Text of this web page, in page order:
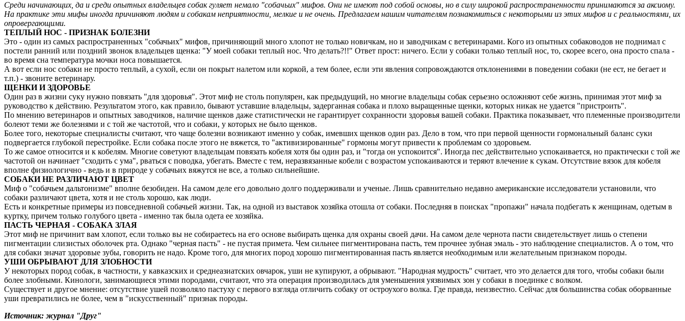
Среди начинающих, да и среди опытных владельцев собак гуляет немало "собачьих" мифов. Они не имеют под собой основы, но в силу широкой распространенности принимаются за аксиому.
На практике эти мифы иногда причиняют людям и собакам неприятности, мелкие и не очень. Предлагаем нашим читателям познакомиться с некоторыми из этих мифов и с реальностями, их
опровергающими.
ТЕПЛЫЙ НОС - ПРИЗНАК БОЛЕЗНИ
Это - один из самых распространенных "собачьих" мифов, причиняющий много хлопот не только новичкам, но и заводчикам с ветеринарами. Кого из опытных собаководов не поднимал с
постели ранний или поздний звонок владельцев щенка: "У моей собаки теплый нос. Что делать?!!" Ответ прост: ничего. Если у собаки только теплый нос, то, скорее всего, она просто спала -
во время сна температура мочки носа повышается.
А вот если нос собаки не просто теплый, а сухой, если он покрыт налетом или коркой, а тем более, если эти явления сопровождаются отклонениями в поведении собаки (не ест, не бегает и
т.п.) - звоните ветеринару.
ЩЕНКИИ ЗДОРОВЬЕ
Один раз в жизни суку нужно повязать "для здоровья". Этот миф не столь популярен, как предыдущий, но многие владельцы собак серьезно осложняют себе жизнь, принимая этот миф за
руководство к действию. Результатом этого, как правило, бывают уставшие владельцы, задерганная собака и плохо выращенные щенки, которых никак не удается "пристроить".
По мнению ветеринаров и опытных заводчиков, наличие щенков даже статистически не гарантирует сохранности здоровья вашей собаки. Практика показывает, что племенные производители
болеют теми же болезнями и с той же частотой, что и собаки, у которых не было щенков.
Более того, некоторые специалисты считают, что чаще болезни возникают именно у собак, имевших щенков один раз. Дело в том, что при первой щенности гормональный баланс суки
подвергается глубокой перестройке. Если собака после этого не вяжется, то "активизированные" гормоны могут привести к проблемам со здоровьем.
То же самое относится и к кобелям. Многие советуют владельцам повязать кобеля хотя бы один раз, и "тогда он успокоится". Иногда пес действительно успокаивается, но практически с той же
частотой он начинает "сходить с ума", рваться с поводка, убегать. Вместе с тем, неразвязанные кобели с возрастом успокаиваются и теряют влечение к сукам. Отсутствие вязок для кобеля
вполне физиологично - ведь и в природе у собачьих вяжутся не все, а только сильнейшие.
СОБАКИ НЕ РАЗЛИЧАЮТ ЦВЕТ
Миф о "собачьем дальтонизме" вполне безобиден. На самом деле его довольно долго поддерживали и ученые. Лишь сравнительно недавно американские исследователи установили, что
собаки различают цвета, хотя и не столь хорошо, как люди.
Есть и конкретные примеры из повседневной собачьей жизни. Так, на одной из выставок хозяйка отошла от собаки. Последняя в поисках "пропажи" начала подбегать к женщинам, одетым в
куртку, причем только голубого цвета - именно так была одета ее хозяйка.
ПАСТЬ ЧЕРНАЯ - СОБАКА ЗЛАЯ
Этот миф не причинит вам хлопот, если только вы не собираетесь на его основе выбирать щенка для охраны своей дачи. На самом деле чернота пасти свидетельствует лишь о степени
пигментации слизистых оболочек рта. Однако "черная пасть" - не пустая примета. Чем сильнее пигментирована пасть, тем прочнее зубная эмаль - это наблюдение специалистов. А о том, что
для собаки значат здоровые зубы, говорить не надо. Кроме того, для многих пород хорошо пигментированная пасть является необходимым или желательным признаком породы.
УШИОБРЫВАЮТ ДЛЯ ЗЛОБНОСТИ
Унекоторых пород собак, в частности, у кавказских и среднеазиатских овчарок, уши не купируют, а обрывают. "Народная мудрость" считает, что это делается для того, чтобы собаки были
более злобными. Кинологи, занимающиеся этими породами, считают, что эта операция производилась для уменьшения уязвимых зон у собаки в поединке с волком.
Существует и другое мнение: отсутствие ушей позволяло пастуху с первого взгляда отличить собаку от остроухого волка. Где правда, неизвестно. Сейчас для большинства собак оборванные
уши превратились не более, чем в "искусственный" признак породы.
Источник: журнал "Друг"